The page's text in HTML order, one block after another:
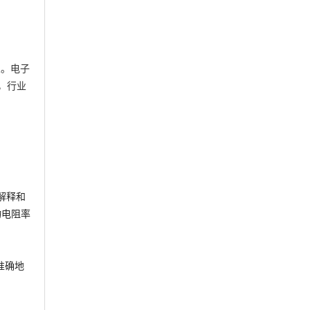
电子
行业
释和
阻率
确地